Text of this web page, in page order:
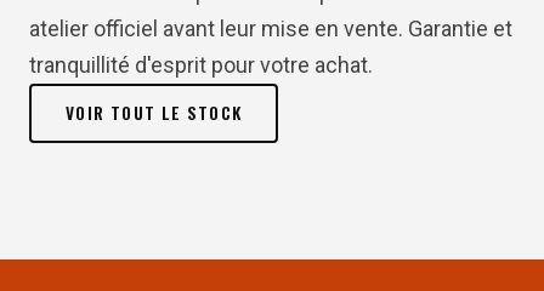
atelier officiel avant leur mise en vente. Garantie et
tranquillité d'esprit pour votre achat.
VOIR TOUT LE STOCK